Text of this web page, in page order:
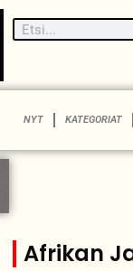
NYT KATEGORIAT
Afrikan